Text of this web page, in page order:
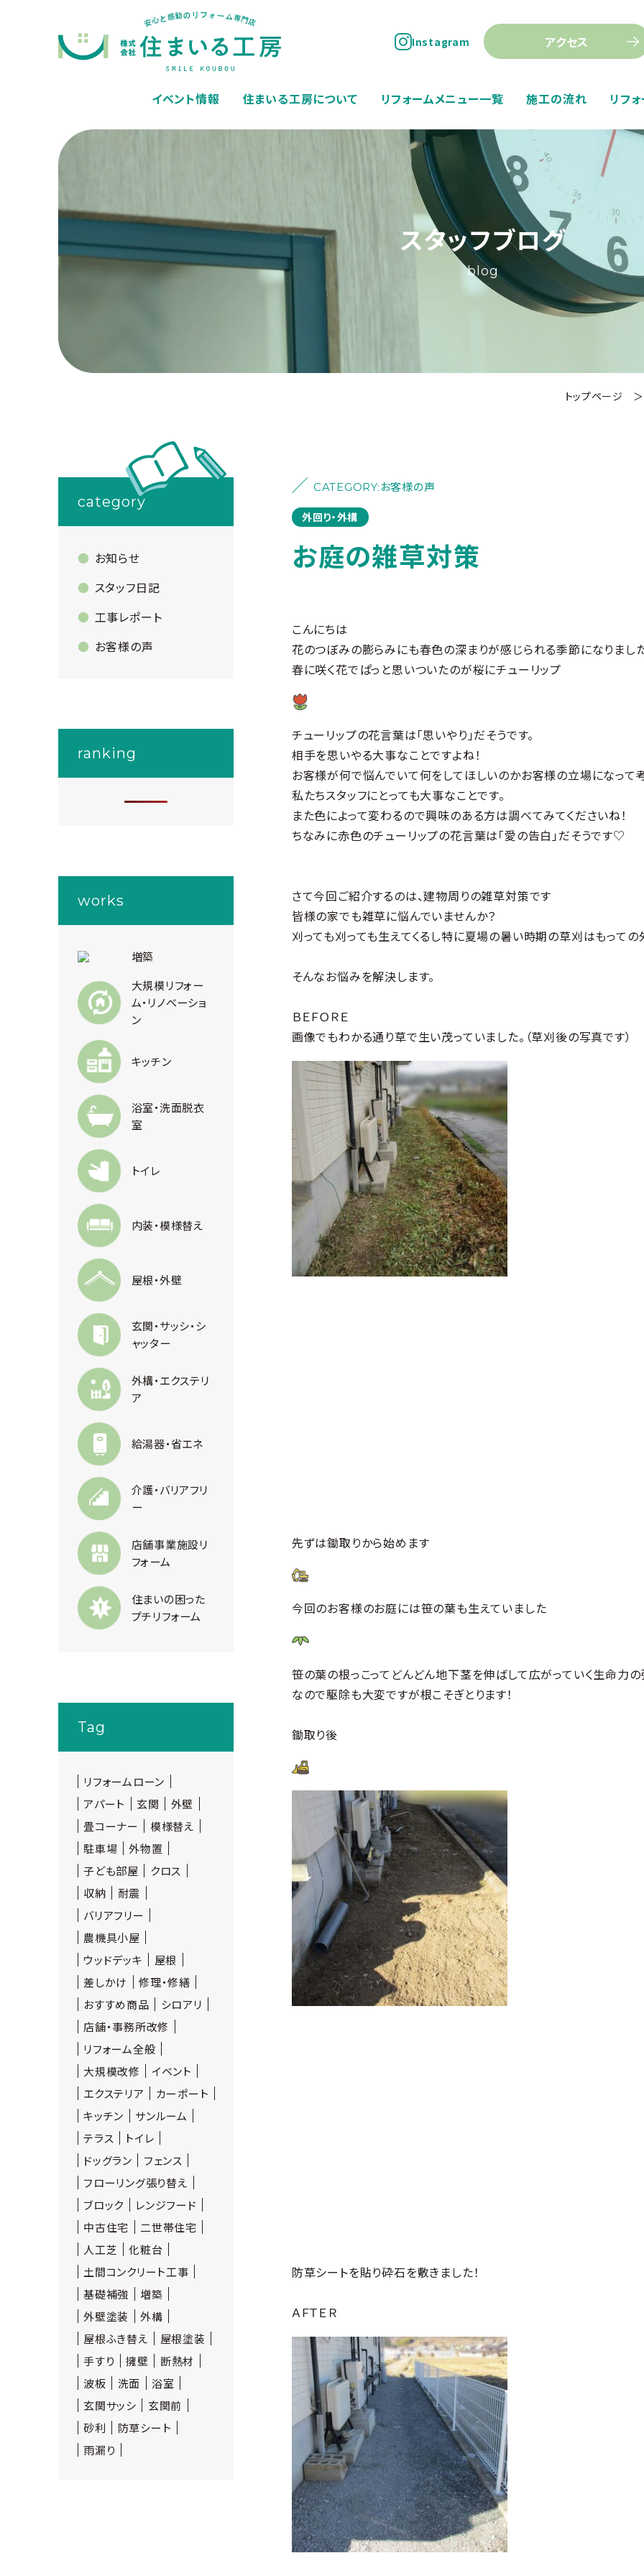
Instagram アクセス
イベント情報 住まいる工房について リフォームメニュー一覧 施工の流れ リフ
スタッフブログ
blog
トップページ
CATEGORY: お客様の声
外回り・外構
お庭の雑草対策
こんにちは
花のつぼみの膨らみにも春色の深まりが感じられる季節になりまし
春に咲く花でぱっと思いついたのが桜にチューリップ
チューリップの花言葉は「思いやり」だそうです。
相手を思いやる大事なことですよね！
お客様が何で悩んでいて何をしてほしいのかお客様の立場になって
私たちスタッフにとっても大事なことです。
また色によって変わるので興味のある方は調べてみてくださいね！
ちなみに赤色のチューリップの花言葉は「愛の告白」だそうです♡
さて今回ご紹介するのは、建物周りの雑草対策です
皆様の家でも雑草に悩んでいませんか？
刈っても刈っても生えてくるし特に夏場の暑い時期の草刈はもっての
そんなお悩みを解決します。
ＢＥＦＯＲＥ
画像でもわかる通り草で生い茂っていました。（草刈後の写真です
先ずは鋤取りから始めます
今回のお客様のお庭には笹の葉も生えていました
笹の葉の根っこってどんどん地下茎を伸ばして広がっていく生命力の
なので駆除も大変ですが根こそぎとります！
鋤取り後
防草シートを貼り砕石を敷きました！
ＡＦＴＥＲ
category
お知らせ
スタッフ日記
工事レポート
お客様の声
ranking
works
増築
大規模リフォー
ム・リノベーショ
ン
キッチン
浴室・洗面脱衣
室
トイレ
内装・模様替え
屋根・外壁
玄関・サッシ・シ
ャッター
外構・エクステリ
ア
給湯器・省エネ
介護・バリアフリ
ー
店舗事業施設リ
フォーム
住まいの困った
プチリフォーム
Tag
リフォームローン
アパート
玄関
外壁
畳コーナー
模様替え
駐車場
外物置
子ども部屋
クロス
収納
耐震
バリアフリー
農機具小屋
ウッドデッキ
屋根
差しかけ
修理・修繕
おすすめ商品
シロアリ
店舗・事務所改修
リフォーム全般
大規模改修
イベント
エクステリア
カーポート
キッチン
サンルーム
テラス
トイレ
ドッグラン
フェンス
フローリング張り替え
ブロック
レンジフード
中古住宅
二世帯住宅
人工芝
化粧台
土間コンクリート工事
基礎補強
増築
外壁塗装
外構
屋根ふき替え
屋根塗装
手すり
擁壁
断熱材
波板
洗面
浴室
玄関サッシ
玄関前
砂利
防草シート
雨漏り